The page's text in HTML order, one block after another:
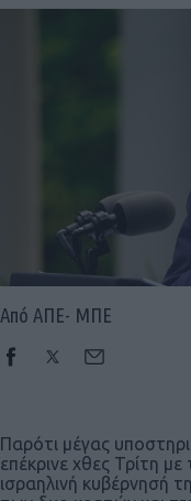
Από ΑΠΕ- ΜΠΕ
Παρότι μέγας
επέκρινε χθες Τρίτη
ισραηλινή κυβέρνησή